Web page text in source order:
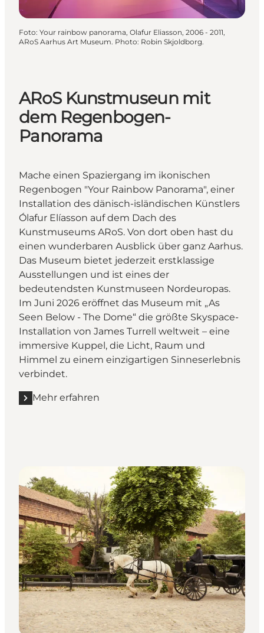
Foto: Your rainbow panorama, Olafur Eliasson, 2006 - 2011,
ARoS Aarhus Art Museum. Photo: Robin Skjoldborg.
ARoS Kunstmuseun mit
dem Regenbogen-
Panorama
Mache einen Spaziergang im ikonischen
Regenbogen "Your Rainbow Panorama", einer
Installation des dänisch-isländischen Künstlers
Ólafur Elíasson auf dem Dach des
Kunstmuseums ARoS. Von dort oben hast du
einen wunderbaren Ausblick über ganz Aarhus.
Das Museum bietet jederzeit erstklassige
Ausstellungen und ist eines der
bedeutendsten Kunstmuseen Nordeuropas.
Im Juni 2026 eröffnet das Museum mit „As
Seen Below - The Dome“ die größte Skyspace-
Installation von James Turrell weltweit – eine
immersive Kuppel, die Licht, Raum und
Himmel zu einem einzigartigen Sinneserlebnis
verbindet.
Mehr erfahren
Mehr erfahren "ARoS Kunstmuseun mit dem